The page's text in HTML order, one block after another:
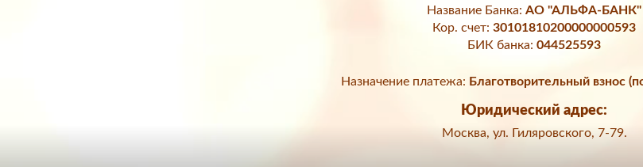
Название Банка: АО "АЛЬФА-БАНК"
Кор. счет: 30101810200000000593
БИК банка: 044525593
Назначение платежа: Благотворительный взнос
Юридический адрес:
Москва, ул. Гиляровского, 7-79.